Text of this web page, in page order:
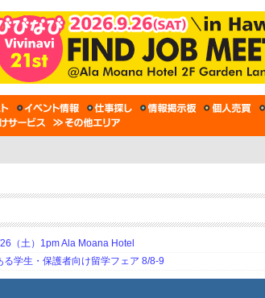
（土）1pm Ala Moana Hotel
学生・保護者向け留学フェア 8/8-9